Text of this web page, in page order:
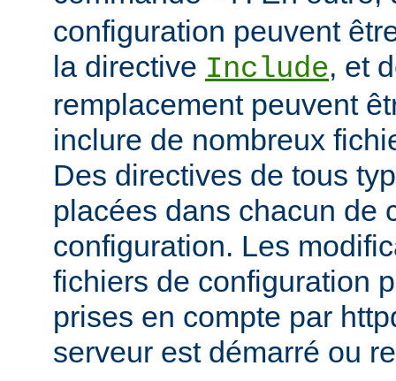
configuration peuvent
la directive Include, et
remplacement peuvent
inclure de nombreux
Des directives de tous
placées dans chacun de
configuration. Les
fichiers de configuration
prises en compte par
serveur est démarré ou